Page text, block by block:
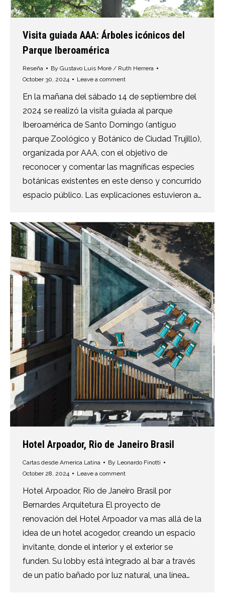
Visita guiada AAA: Árboles icónicos del
Parque Iberoamérica
Reseña By Gustavo Luis Moré / Ruth Herrera
October 30, 2024
Leave a comment
En la mañana del sábado 14 de septiembre del
2024 se realizó la visita guiada al parque
Iberoamérica de Santo Domingo (antiguo
parque Zoológico y Botánico de Ciudad Trujillo),
organizada por AAA, con el objetivo de
reconocer y comentar las magníficas especies
botánicas existentes en este denso y concurrido
espacio público. Las explicaciones estuvieron a…
Hotel Arpoador, Rio de Janeiro Brasil
Cartas desde America Latina By Leonardo Finotti
October 28, 2024
Leave a comment
Hotel Arpoador, Rio de Janeiro Brasil por
Bernardes Arquitetura El proyecto de
renovación del Hotel Arpoador va mas allá de la
idea de un hotel acogedor, creando un espacio
invitante, donde el interior y el exterior se
funden. Su lobby está integrado al bar a través
de un patio bañado por luz natural, una línea…